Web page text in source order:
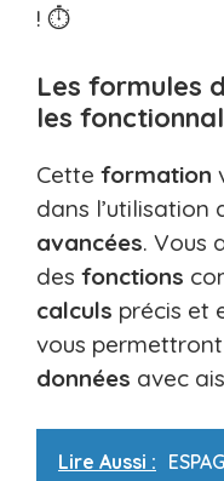
! ⏱️
Les formules
les
Cette formation
dans l’utilisation
avancées. Vous
des fonctions
calculs précis et
vous
données avec
Lire Aussi :